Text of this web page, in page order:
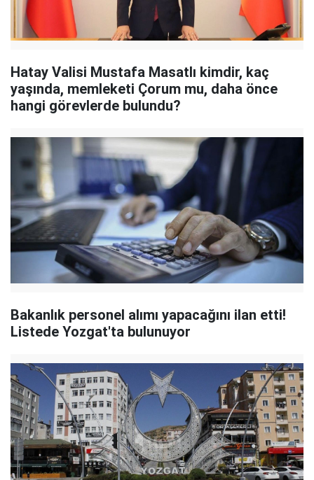
Hatay Valisi Mustafa Masatlı kimdir, kaç
yaşında, memleketi Çorum mu, daha önce
hangi görevlerde bulundu?
Bakanlık personel alımı yapacağını ilan etti!
Listede Yozgat'ta bulunuyor